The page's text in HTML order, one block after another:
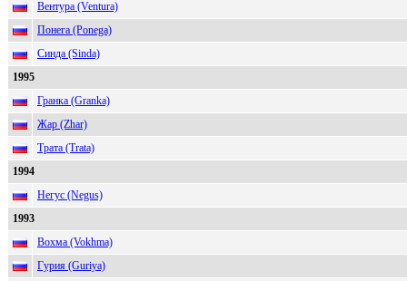
Вентура (Ventura)
Понега (Ponega)
Синда (Sinda)
1995
Гранка (Granka)
Жар (Zhar)
Трата (Trata)
1994
Негус (Negus)
1993
Вохма (Vokhma)
Гурия (Guriya)